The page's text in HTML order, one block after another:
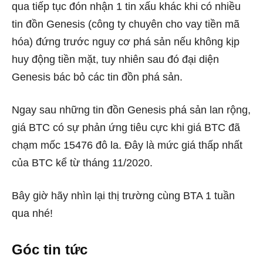
qua tiếp tục đón nhận 1 tin xấu khác khi có nhiều
tin đồn Genesis (công ty chuyên cho vay tiền mã
hóa) đứng trước nguy cơ phá sản nếu không kịp
huy động tiền mặt, tuy nhiên sau đó đại diện
Genesis bác bỏ các tin đồn phá sản.
Ngay sau những tin đồn Genesis phá sản lan rộng,
giá BTC có sự phản ứng tiêu cực khi giá BTC đã
chạm mốc 15476 đô la. Đây là mức giá thấp nhất
của BTC kể từ tháng 11/2020.
Bây giờ hãy nhìn lại thị trường cùng BTA 1 tuần
qua nhé!
Góc tin tức